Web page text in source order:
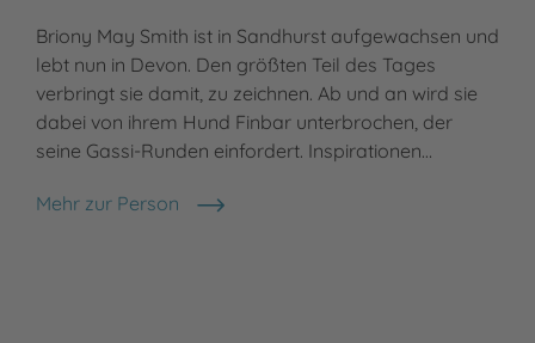
Briony May Smith ist in Sandhurst aufgewachsen und
lebt nun in Devon. Den größten Teil des Tages
verbringt sie damit, zu zeichnen. Ab und an wird sie
dabei von ihrem Hund Finbar unterbrochen, der
seine Gassi-Runden einfordert. Inspirationen…
Mehr zur Person
Briony May Smith